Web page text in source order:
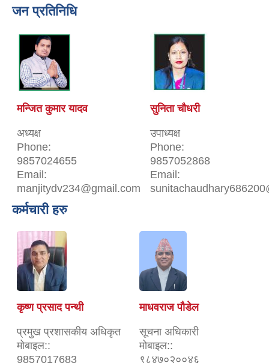
जन प्रतिनिधि
मन्जित कुमार यादव
अध्यक्ष
Phone:
9857024655
Email:
manjitydv234@gmail.com
सुनिता चौधरी
उपाध्यक्ष
Phone:
9857052868
Email:
कर्मचारी हरु
कृष्ण प्रसाद पन्थी
प्रमुख प्रशासकीय अधिकृत
मोबाइल::
9857017683
माधवराज पौडेल
सूचना अधिकारी
मोबाइल::
९८४७०२००४६